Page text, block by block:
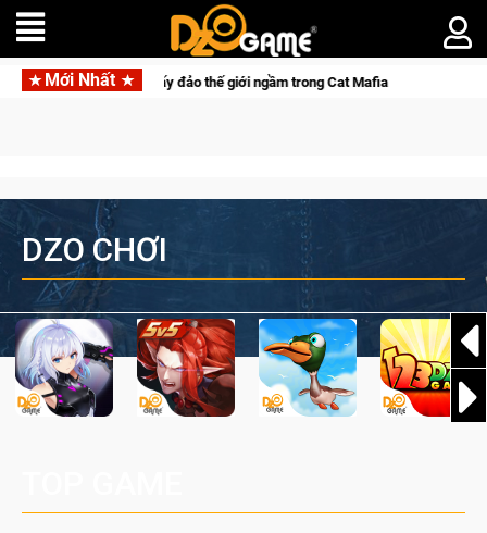
Mới Nhất
ca Mèo" khuấy đảo thế giới ngầm trong Cat Mafia
DZO CHƠI